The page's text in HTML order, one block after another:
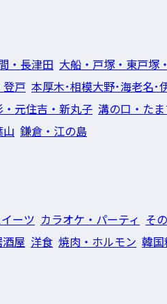
・長津田 大船・戸塚・東戸塚
戸 本厚木･相模大野･海老名･
・元住吉・新丸子 溝の口・た
山 鎌倉・江の島
ーツ カラオケ・パーティ そ
酒屋 洋食 焼肉・ホルモン 韓